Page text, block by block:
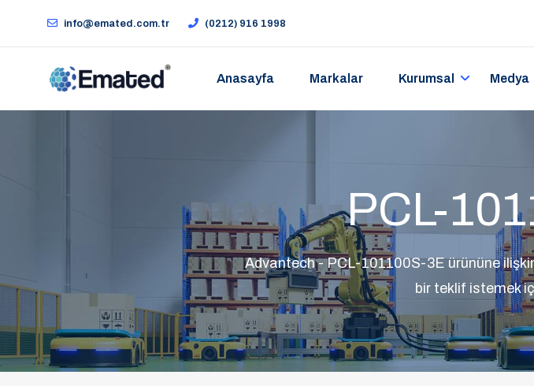
info@emated.com.tr (0212) 916 1998
Anasayfa Markalar Kurumsal Medya
PCL-
Advantech - PCL-101100S-3E ürününe
bir teklif istemek